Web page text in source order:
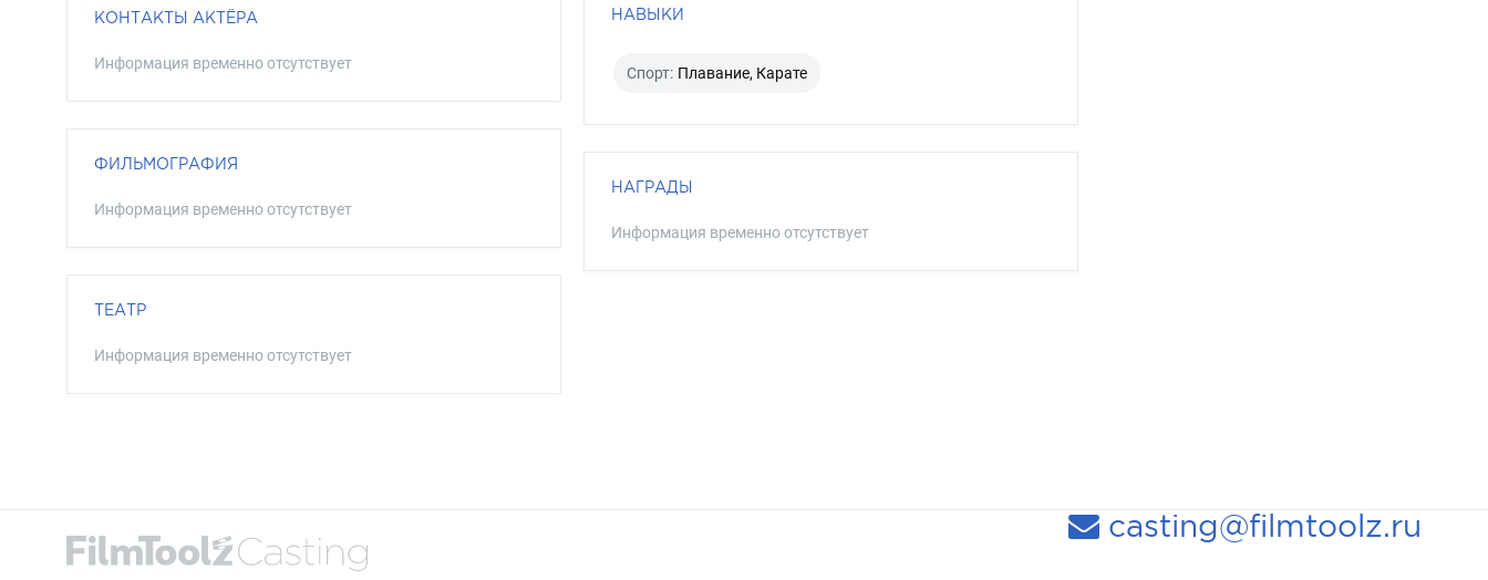
КОНТАКТЫ АКТЁРА
Информация временно отсутствует
ФИЛЬМОГРАФИЯ
Информация временно отсутствует
ТЕАТР
Информация временно отсутствует
НАВЫКИ
Спорт: Плавание, Карате
НАГРАДЫ
Информация временно отсутствует
casting@filmtoolz.ru